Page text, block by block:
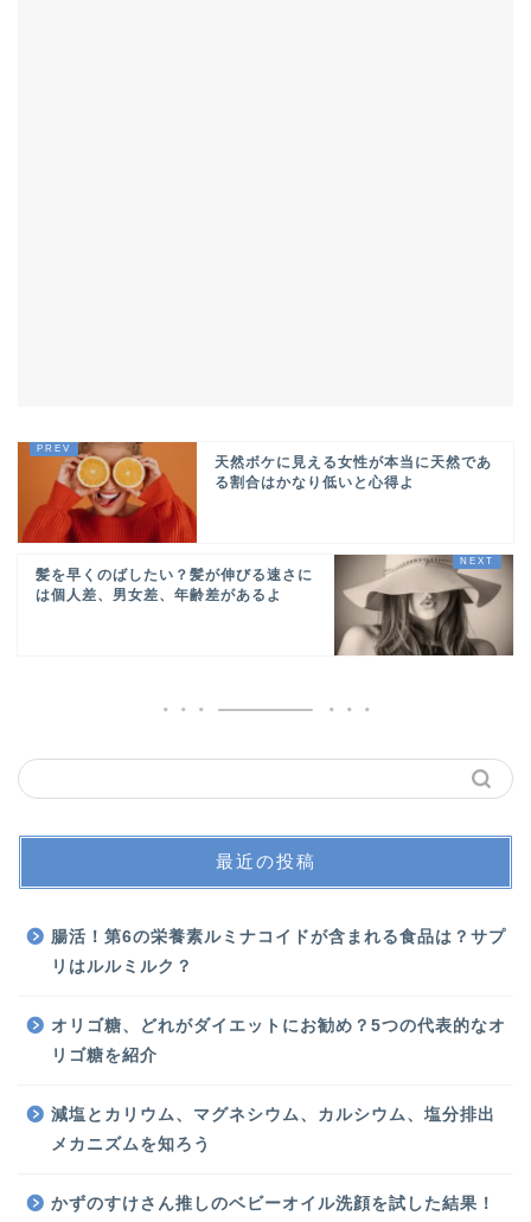
天然ボケに見える女性が本当に天然であ
る割合はかなり低いと心得よ
髪を早くのばしたい？髪が伸びる速さに
は個人差、男女差、年齢差があるよ
最近の投稿
腸活！第6の栄養素ルミナコイドが含まれる食品は？サプ
リはルルミルク？
オリゴ糖、どれがダイエットにお勧め？5つの代表的なオ
リゴ糖を紹介
減塩とカリウム、マグネシウム、カルシウム、塩分排出
メカニズムを知ろう
かずのすけさん推しのベビーオイル洗顔を試した結果！